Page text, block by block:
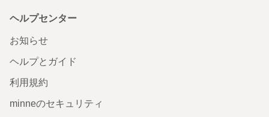
ヘルプセンター
お知らせ
ヘルプとガイド
利用規約
minneのセキュリティ